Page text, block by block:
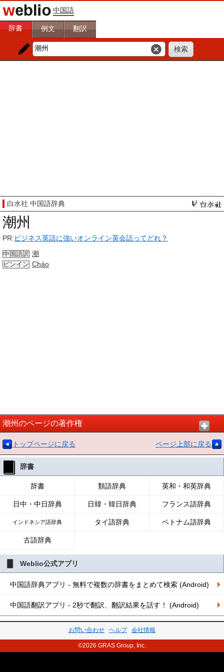
中国語
辞書 例文 翻訳
白水社 中国語辞典
潮州
PR:ビジネス英語に強いオンライン英会話ってどれ？
中国語訳 潮
ピンイン Cháo
潮州のページの著作権
トップページに戻る ページ上部に戻る
辞書
辞書 類語辞典 英和・和英辞典
日中・中日辞典 日韓・韓日辞典 フランス語辞典
インドネシア語辞典 タイ語辞典 ベトナム語辞典
古語辞典
Weblio公式アプリ
中国語辞典アプリ - 無料で複数の辞書をまとめて検索 (Android)
中国語翻訳アプリ - 2秒で翻訳、翻訳結果を話す！ (Android)
お問い合わせ ヘルプ 会社情報
©2026 GRAS Group, Inc.